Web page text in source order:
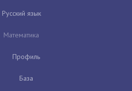
Русский язык
Математика
Профиль
База